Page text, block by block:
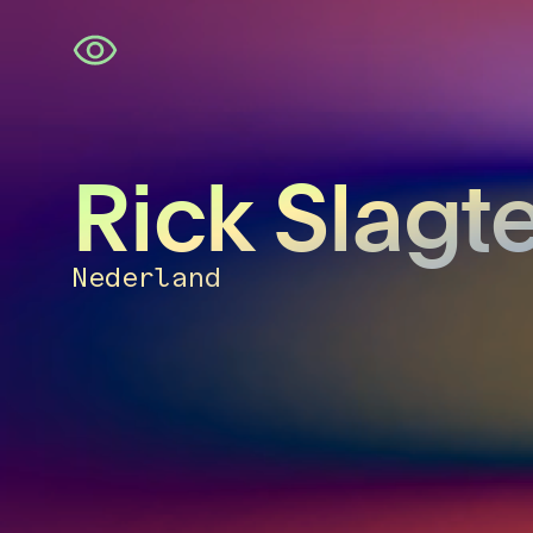
Navigatie
overslaan
Rick
Nederland